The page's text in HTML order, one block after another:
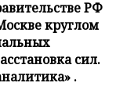
РФ
круглом
сил.
.